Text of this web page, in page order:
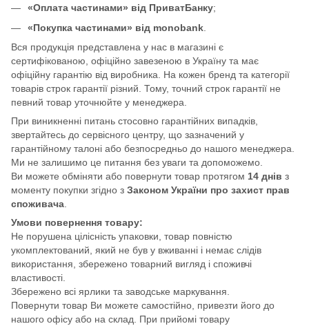
«Оплата частинами» від ПриватБанку;
«Покупка частинами» від monobank
Вся продукція представлена у нас в магазині є
сертифікованою, офіційно завезеною в Україну та має
офіційну гарантію від виробника. На кожен бренд та категорії
товарів строк гарантії різний. Тому, точний строк гарантії не
певний товар уточнюйте у менеджера.
При виникненні питань стосовно гарантійних випадків,
звертайтесь до сервісного центру, що зазначений у
гарантійному талоні або безпосредньо до нашого менеджера.
Ми не залишимо це питання без уваги та допоможемо.
Ви можете обміняти або повернути товар протягом 14 днів з
моменту покупки згідно з Законом України про захист прав
споживача
Умови повернення товару:
Не порушена цілісність упаковки, товар повністю
укомплектований, який не був у вживанні і немає слідів
використання, збережено товарний вигляд і споживчі
властивості.
Збережено всі ярлики та заводське маркування.
Повернути товар Ви можете самостійно, привезти його до
нашого офісу або на склад. При прийомі товару